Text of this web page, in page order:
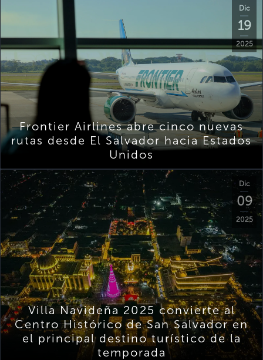
Dic
19
2025
Frontier Airlines abre cinco nuevas
rutas desde El Salvador hacia Estados
Unidos
Dic
09
2025
Villa Navideña 2025 convierte al
Centro Histórico de San Salvador en
el principal destino turístico de la
temporada